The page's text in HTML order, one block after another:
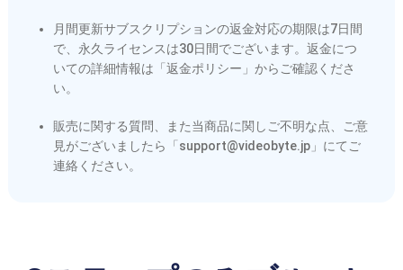
月間更新サブスクリプションの返金対応の期限は7日間
で、永久ライセンスは30日間でございます。返金につ
いての詳細情報は「返金ポリシー」からご確認くださ
い。
販売に関する質問、また当商品に関しご不明な点、ご意
見がございましたら「support@videobyte.jp」にてご
連絡ください。